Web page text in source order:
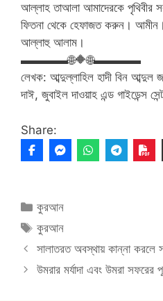
আল্লাহ তাআলা আমাদেরকে পৃথিবীর
ফিতনা থেকে হেফাজত করুন। আমীন।
আল্লাহু আলাম।
▬▬▬▬🌐🔶🌐▬▬▬▬
লেখক: আব্দুল্লাহিল হাদী বিন আব্দুল
দাঈ, জুবাইল দাওয়াহ এন্ড গাইডেন্স
Share:
Categories
কুরআন
Tags
কুরআন
সালাতরত অবস্থায় কান্না করলে
উমরার মর্যাদা এবং উমরা সফরের